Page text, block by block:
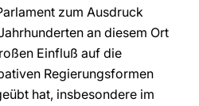
zum Ausdruck
an diesem Ort
Einfluß auf die
Regierungsformen
hat, insbesondere im